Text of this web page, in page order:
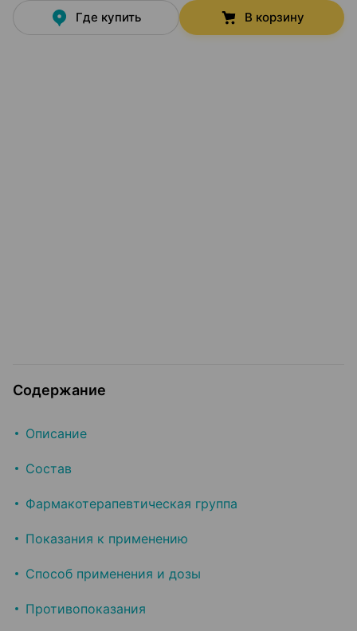
Где купить В корзину
Содержание
Описание
Состав
Фармакотерапевтическая группа
Показания к применению
Способ применения и дозы
Противопоказания